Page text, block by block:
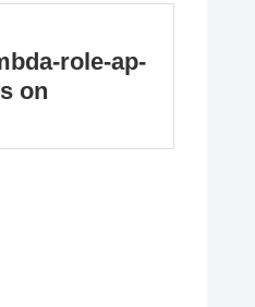
role-ap-
on